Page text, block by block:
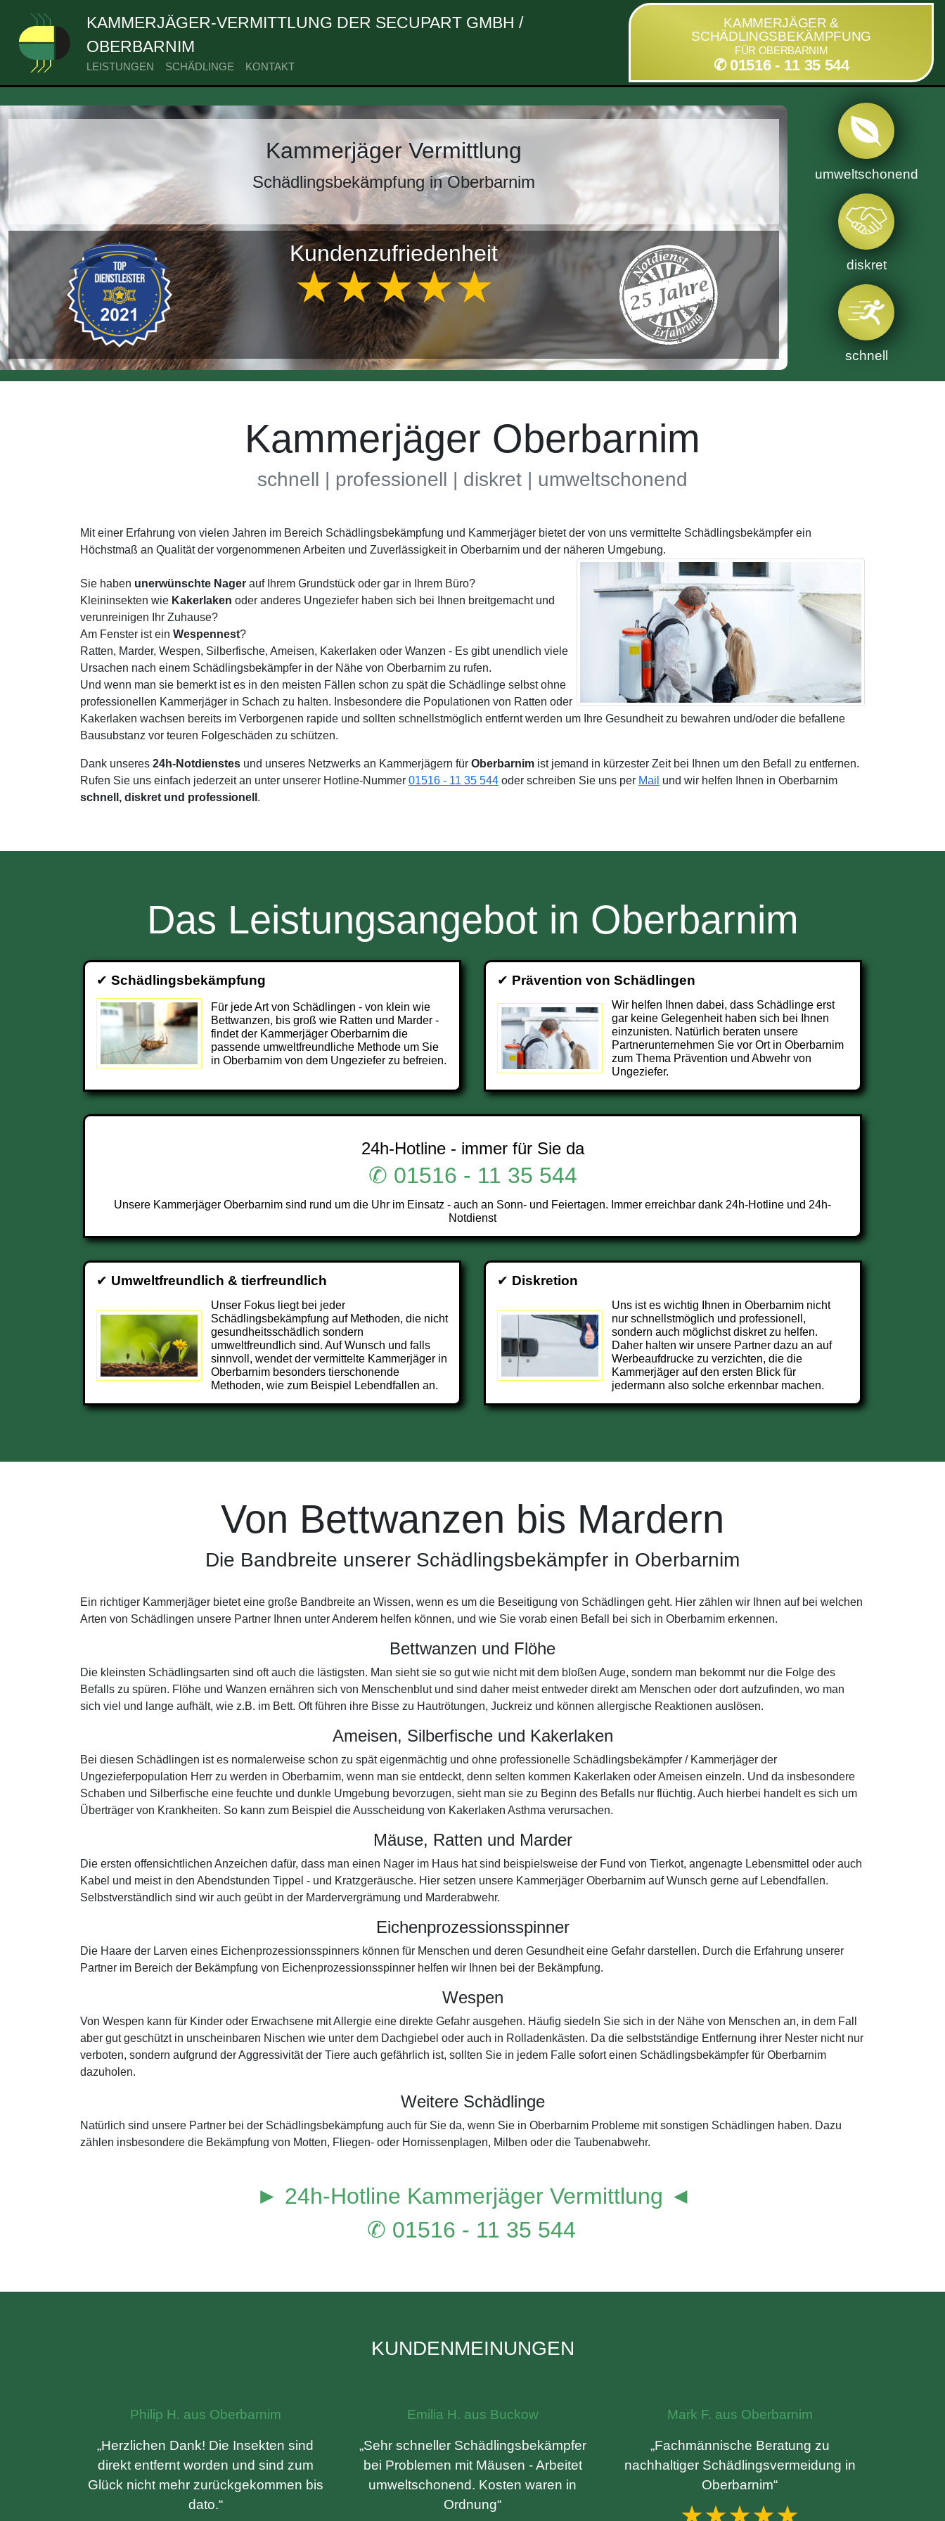
KAMMERJÄGER-VERMITTLUNG DER SECUPART GMBH /
OBERBARNIM
LEISTUNGEN SCHÄDLINGE KONTAKT
KAMMERJÄGER &
SCHÄDLINGSBEKÄMPFUNG
FÜR OBERBARNIM
✆ 01516 - 11 35 544
Kammerjäger Vermittlung
Schädlingsbekämpfung in Oberbarnim
Kundenzufriedenheit
★★★★★
umweltschonend
diskret
schnell
Kammerjäger Oberbarnim
schnell | professionell | diskret | umweltschonend
Mit einer Erfahrung von vielen Jahren im Bereich Schädlingsbekämpfung und Kammerjäger bietet der von uns vermittelte Schädlingsbekämpfer ein
Höchstmaß an Qualität der vorgenommenen Arbeiten und Zuverlässigkeit in Oberbarnim und der näheren Umgebung.
Sie haben unerwünschte Nager auf Ihrem Grundstück oder gar in Ihrem Büro?
Kleininsekten wie Kakerlaken oder anderes Ungeziefer haben sich bei Ihnen breitgemacht und
verunreinigen Ihr Zuhause?
Am Fenster ist ein Wespennest?
Ratten, Marder, Wespen, Silberfische, Ameisen, Kakerlaken oder Wanzen - Es gibt unendlich viele
Ursachen nach einem Schädlingsbekämpfer in der Nähe von Oberbarnim zu rufen.
Und wenn man sie bemerkt ist es in den meisten Fällen schon zu spät die Schädlinge selbst ohne
professionellen Kammerjäger in Schach zu halten. Insbesondere die Populationen von Ratten oder
Kakerlaken wachsen bereits im Verborgenen rapide und sollten schnellstmöglich entfernt werden um Ihre Gesundheit zu bewahren und/oder die befallene
Bausubstanz vor teuren Folgeschäden zu schützen.
Dank unseres 24h-Notdienstes und unseres Netzwerks an Kammerjägern für Oberbarnim ist jemand in kürzester Zeit bei Ihnen um den Befall zu entfernen.
Rufen Sie uns einfach jederzeit an unter unserer Hotline-Nummer 01516 - 11 35 544 oder schreiben Sie uns per Mail und wir helfen Ihnen in Oberbarnim
schnell, diskret und professionell .
Das Leistungsangebot in Oberbarnim
✔ Schädlingsbekämpfung
Für jede Art von Schädlingen - von klein wie
Bettwanzen, bis groß wie Ratten und Marder -
findet der Kammerjäger Oberbarnim die
passende umweltfreundliche Methode um Sie
in Oberbarnim von dem Ungeziefer zu befreien.
✔ Prävention von Schädlingen
Wir helfen Ihnen dabei, dass Schädlinge erst
gar keine Gelegenheit haben sich bei Ihnen
einzunisten. Natürlich beraten unsere
Partnerunternehmen Sie vor Ort in Oberbarnim
zum Thema Prävention und Abwehr von
Ungeziefer.
24h-Hotline - immer für Sie da
✆ 01516 - 11 35 544
Unsere Kammerjäger Oberbarnim sind rund um die Uhr im Einsatz - auch an Sonn- und Feiertagen. Immer erreichbar dank 24h-Hotline und 24h-
Notdienst
✔ Umweltfreundlich & tierfreundlich
Unser Fokus liegt bei jeder
Schädlingsbekämpfung auf Methoden, die nicht
gesundheitsschädlich sondern
umweltfreundlich sind. Auf Wunsch und falls
sinnvoll, wendet der vermittelte Kammerjäger in
Oberbarnim besonders tierschonende
Methoden, wie zum Beispiel Lebendfallen an.
✔ Diskretion
Uns ist es wichtig Ihnen in Oberbarnim nicht
nur schnellstmöglich und professionell,
sondern auch möglichst diskret zu helfen.
Daher halten wir unsere Partner dazu an auf
Werbeaufdrucke zu verzichten, die die
Kammerjäger auf den ersten Blick für
jedermann also solche erkennbar machen.
Von Bettwanzen bis Mardern
Die Bandbreite unserer Schädlingsbekämpfer in Oberbarnim
Ein richtiger Kammerjäger bietet eine große Bandbreite an Wissen, wenn es um die Beseitigung von Schädlingen geht. Hier zählen wir Ihnen auf bei welchen
Arten von Schädlingen unsere Partner Ihnen unter Anderem helfen können, und wie Sie vorab einen Befall bei sich in Oberbarnim erkennen.
Bettwanzen und Flöhe
Die kleinsten Schädlingsarten sind oft auch die lästigsten. Man sieht sie so gut wie nicht mit dem bloßen Auge, sondern man bekommt nur die Folge des
Befalls zu spüren. Flöhe und Wanzen ernähren sich von Menschenblut und sind daher meist entweder direkt am Menschen oder dort aufzufinden, wo man
sich viel und lange aufhält, wie z.B. im Bett. Oft führen ihre Bisse zu Hautrötungen, Juckreiz und können allergische Reaktionen auslösen.
Ameisen, Silberfische und Kakerlaken
Bei diesen Schädlingen ist es normalerweise schon zu spät eigenmächtig und ohne professionelle Schädlingsbekämpfer / Kammerjäger der
Ungezieferpopulation Herr zu werden in Oberbarnim, wenn man sie entdeckt, denn selten kommen Kakerlaken oder Ameisen einzeln. Und da insbesondere
Schaben und Silberfische eine feuchte und dunkle Umgebung bevorzugen, sieht man sie zu Beginn des Befalls nur flüchtig. Auch hierbei handelt es sich um
Überträger von Krankheiten. So kann zum Beispiel die Ausscheidung von Kakerlaken Asthma verursachen.
Mäuse, Ratten und Marder
Die ersten offensichtlichen Anzeichen dafür, dass man einen Nager im Haus hat sind beispielsweise der Fund von Tierkot, angenagte Lebensmittel oder auch
Kabel und meist in den Abendstunden Tippel - und Kratzgeräusche. Hier setzen unsere Kammerjäger Oberbarnim auf Wunsch gerne auf Lebendfallen.
Selbstverständlich sind wir auch geübt in der Mardervergrämung und Marderabwehr.
Eichenprozessionsspinner
Die Haare der Larven eines Eichenprozessionsspinners können für Menschen und deren Gesundheit eine Gefahr darstellen. Durch die Erfahrung unserer
Partner im Bereich der Bekämpfung von Eichenprozessionsspinner helfen wir Ihnen bei der Bekämpfung.
Wespen
Von Wespen kann für Kinder oder Erwachsene mit Allergie eine direkte Gefahr ausgehen. Häufig siedeln Sie sich in der Nähe von Menschen an, in dem Fall
aber gut geschützt in unscheinbaren Nischen wie unter dem Dachgiebel oder auch in Rolladenkästen. Da die selbstständige Entfernung ihrer Nester nicht nur
verboten, sondern aufgrund der Aggressivität der Tiere auch gefährlich ist, sollten Sie in jedem Falle sofort einen Schädlingsbekämpfer für Oberbarnim
dazuholen.
Weitere Schädlinge
Natürlich sind unsere Partner bei der Schädlingsbekämpfung auch für Sie da, wenn Sie in Oberbarnim Probleme mit sonstigen Schädlingen haben. Dazu
zählen insbesondere die Bekämpfung von Motten, Fliegen- oder Hornissenplagen, Milben oder die Taubenabwehr.
► 24h-Hotline Kammerjäger Vermittlung ◄
✆ 01516 - 11 35 544
KUNDENMEINUNGEN
Philip H. aus Oberbarnim
„Herzlichen Dank! Die Insekten sind
direkt entfernt worden und sind zum
Glück nicht mehr zurückgekommen bis
dato.“
Emilia H. aus Buckow
„Sehr schneller Schädlingsbekämpfer
bei Problemen mit Mäusen - Arbeitet
umweltschonend. Kosten waren in
Ordnung“
Mark F. aus Oberbarnim
„Fachmännische Beratung zu
nachhaltiger Schädlingsvermeidung in
Oberbarnim“